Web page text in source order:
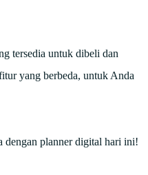
tersedia untuk dibeli dan
yang berbeda, untuk Anda
dengan planner digital hari ini!